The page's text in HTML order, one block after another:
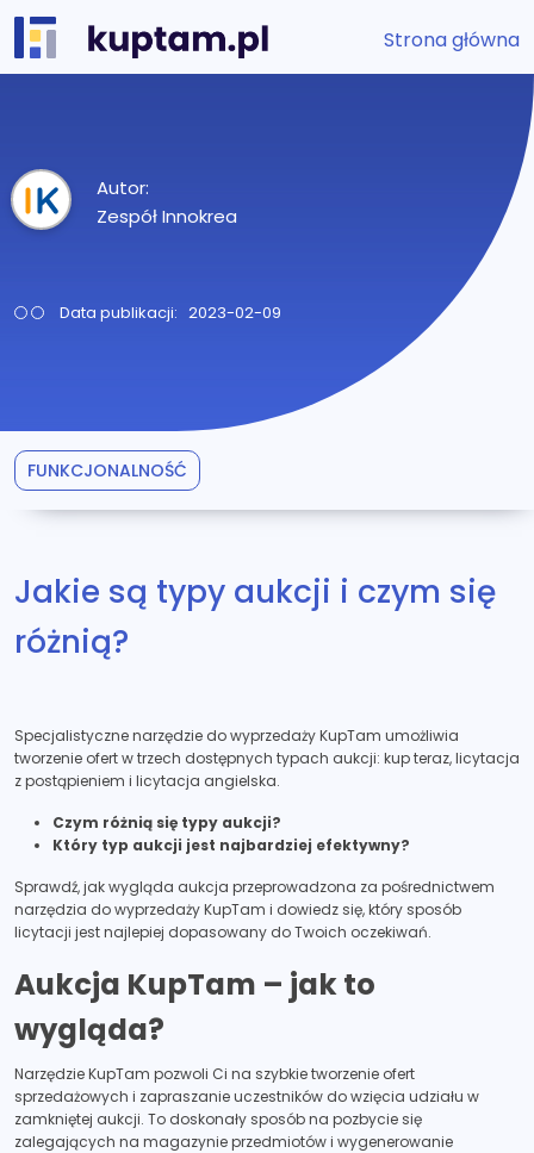
Strona główna
Autor:
Zespół Innokrea
Data publikacji: 2023-02-09
FUNKCJONALNOŚĆ
Jakie są typy aukcji i czym się
różnią?
Specjalistyczne narzędzie do wyprzedaży KupTam umożliwia
tworzenie ofert w trzech dostępnych typach aukcji: kup teraz, licytacja
z postąpieniem i licytacja angielska.
Czym różnią się typy aukcji?
Który typ aukcji jest najbardziej efektywny?
Sprawdź, jak wygląda aukcja przeprowadzona za pośrednictwem
narzędzia do wyprzedaży KupTam i dowiedz się, który sposób
licytacji jest najlepiej dopasowany do Twoich oczekiwań.
Aukcja KupTam – jak to
wygląda?
Narzędzie KupTam pozwoli Ci na szybkie tworzenie ofert
sprzedażowych i zapraszanie uczestników do wzięcia udziału w
zamkniętej aukcji. To doskonały sposób na pozbycie się
zalegających na magazynie przedmiotów i wygenerowanie